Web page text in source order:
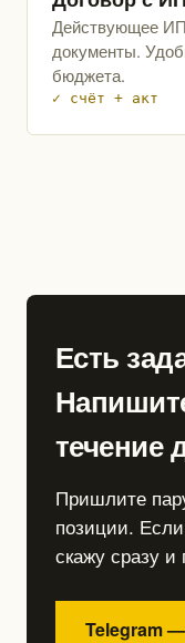
Действующее
документы.
бюджета.
✓ счёт + акт
Есть
течение
Пришлите
позиции.
скажу сразу и
Telegram